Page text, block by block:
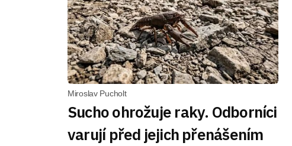
Miroslav Pucholt
Sucho ohrožuje raky. Odborníci
varují před jejich přenášením